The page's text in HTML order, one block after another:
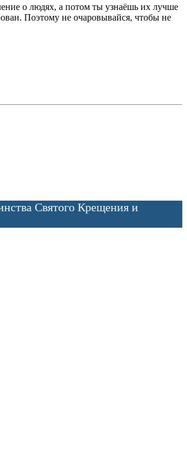
о людях, а потом ты узнаёшь их лучше
Поэтому не очаровывайся, чтобы не
Святого Крещения и